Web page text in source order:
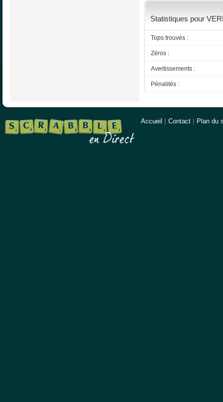
Statistiques pour
Tops trouvés :
Zéros :
Avertissements :
Pénalités :
Accueil Contact Plan du